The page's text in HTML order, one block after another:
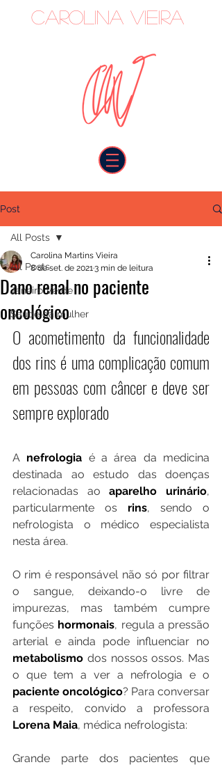
Carolina Vieira
Post
All Posts
Janeiro Verde
Saúde da mulher
All Posts
Dano renal no paciente
oncológico
Carolina Martins Vieira
8 de set. de 20213 min de leitura
O acometimento da funcionalidade
dos rins é uma complicação comum
em pessoas com câncer e deve ser
sempre explorado
A nefrologia é a área da medicina
destinada ao estudo das doenças
relacionadas ao aparelho urinário,
particularmente os rins, sendo o
nefrologista o médico especialista
nesta área.
O rim é responsável não só por filtrar
o sangue, deixando-o livre de
impurezas, mas também cumpre
funções hormonais, regula a pressão
metabolismo dos nossos ossos. Mas
paciente oncológico? Para conversar
a respeito, convido a professora
Lorena Maia, médica nefrologista:
Grande parte dos pacientes que